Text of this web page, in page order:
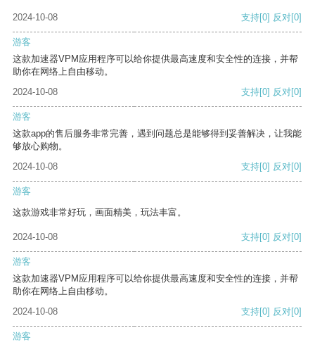
2024-10-08 支持[0] 反对[0]
游客
这款加速器VPM应用程序可以给你提供最高速度和安全性的连接，并帮
助你在网络上自由移动。
2024-10-08
支持[0] 反对[0]
游客
这款app的售后服务非常完善，遇到问题总是能够得到妥善解决，让我能
够放心购物。
2024-10-08
支持[0] 反对[0]
游客
这款游戏非常好玩，画面精美，玩法丰富。
2024-10-08 支持[0] 反对[0]
游客
这款加速器VPM应用程序可以给你提供最高速度和安全性的连接，并帮
助你在网络上自由移动。
2024-10-08
支持[0] 反对[0]
游客